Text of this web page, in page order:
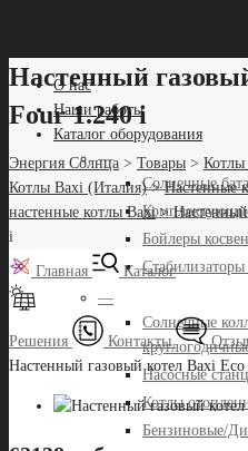
О нас
Наши работы
Каталог оборудования
—
Солнечные
Бойлеры
—
Солнечные
Насосные
Котлы
Бензиновые/
Настенный
Four 1.240 i
Энергия Солнца > Товары > Котлы
Котлы Baxi (Италия)>Настенные
настенные котлы Baxi>
i
Главная Каталог
Решения Контакты
Настенный газовый котел Baxi